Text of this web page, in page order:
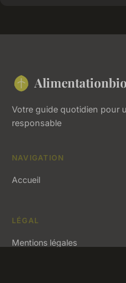
Votre guide quotidien pour
responsable
NAVIGATION
Accueil
LÉGAL
Mentions légales